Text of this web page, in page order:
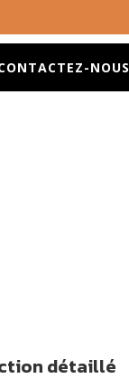
NOUS
détaillé